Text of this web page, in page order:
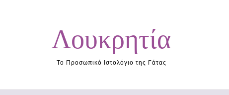
Λουκρητία
Το Προσωπικό Ιστολόγιο της Γάτας